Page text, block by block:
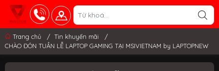
Trang chủ / Tin khuyến mãi
/
CHÀO ĐÓN TUẦN LỄ LAPTOP GAMING TẠI MSIVIETNAM by LAPTOPNEW